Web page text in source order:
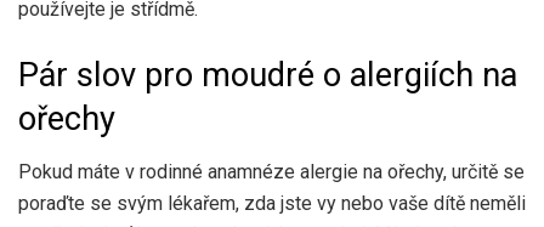
používejte je střídmě.
Pár slov pro moudré o alergiích na
ořechy
Pokud máte v rodinné anamnéze alergie na ořechy, určitě se
poraďte se svým lékařem, zda jste vy nebo vaše dítě neměli